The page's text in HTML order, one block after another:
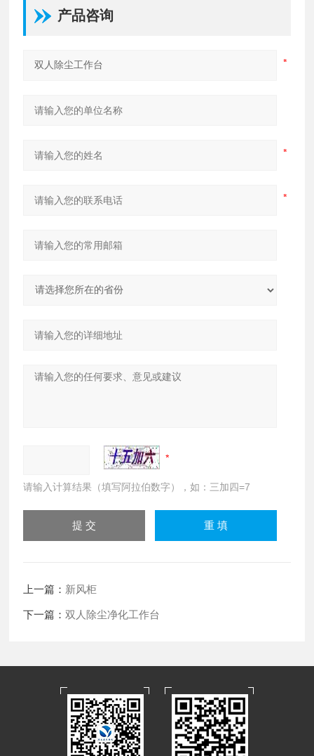
产品咨询
请输入计算结果（填写阿拉伯数字），如：三加四=7
上一篇： 新风柜
下一篇： 双人除尘净化工作台